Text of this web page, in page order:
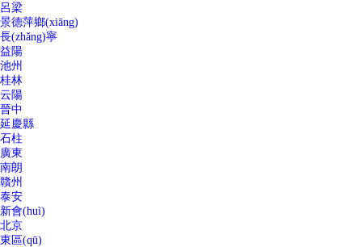
呂梁
景德萍鄉(xiāng)
長(zhǎng)寧
益陽
池州
桂林
云陽
晉中
延慶縣
石柱
廣東
南朗
贛州
泰安
新會(huì)
北京
東區(qū)